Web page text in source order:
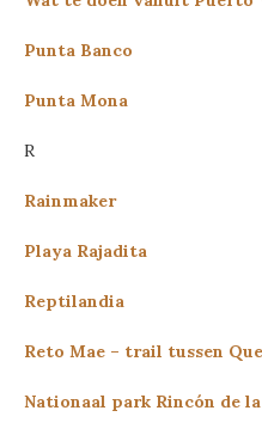
Punta Banco
Punta Mona
R
Rainmaker
Playa Rajadita
Reptilandia
Reto Mae – trail tussen
Nationaal park Rincón de